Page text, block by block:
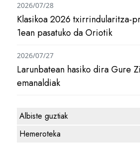
Klasikoa 2026 txirrindularitza-
1ean pasatuko da Oriotik
2026/07/28
Larunbatean hasiko dira Gure
emanaldiak
2026/07/27
Albiste guztiak
Hemeroteka